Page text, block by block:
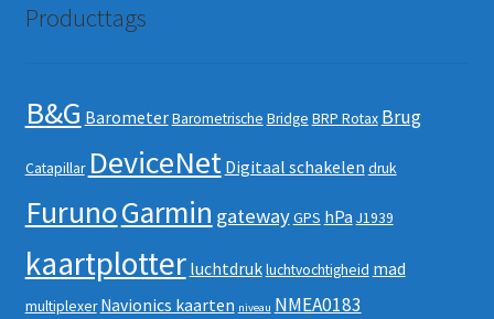
Producttags
B&G BarometerBarometrische Bridge BRP Rotax Brug
Catapillar DeviceNet Digitaal schakelen druk
FurunoGarmin gatewayGPS hPa J1939
kaartplotter luchtdrukluchtvochtigheid mad
multiplexer Navionics kaarten niveau NMEA0183